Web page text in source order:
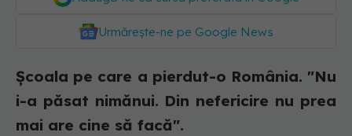
Urmărește-ne pe Google News
Școala pe care a pierdut-o România. "Nu
i-a păsat nimănui. Din nefericire nu prea
mai are cine să facă".